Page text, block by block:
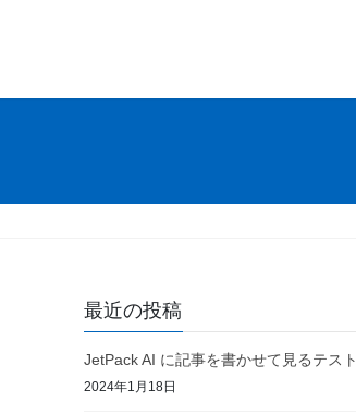
最近の投稿
JetPack AI に記事を書かせて見るテスト
2024年1月18日